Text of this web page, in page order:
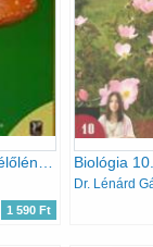
1 590 Ft
Biológia 10.
Dr. Lénárd